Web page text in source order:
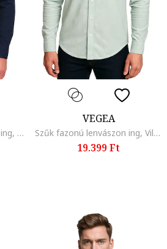
Pamuttartalmú szűkített ing, Tengerészkék
VEGEA
Szűk fazonú lenvászon ing, Világoszöld
19.399 Ft